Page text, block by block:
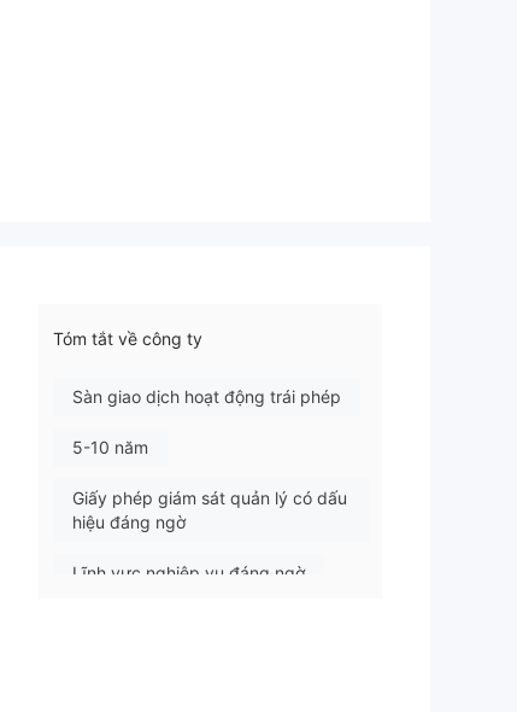
Tóm tắt về công ty
Sàn giao dịch hoạt động trái phép
5-10 năm
Giấy phép giám sát quản lý có dấu
hiệu đáng ngờ
Lĩnh vực nghiệp vụ đáng ngờ